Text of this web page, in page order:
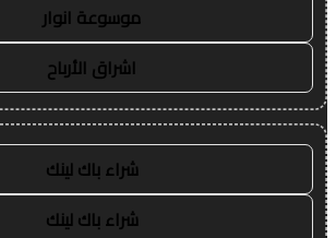
موسوعة انوار
اشراق الأرباح
شراء باك لينك
شراء باك لينك